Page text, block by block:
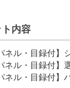
ト内容
ネル・目録付】
ネル・目録付】
ネル・目録付